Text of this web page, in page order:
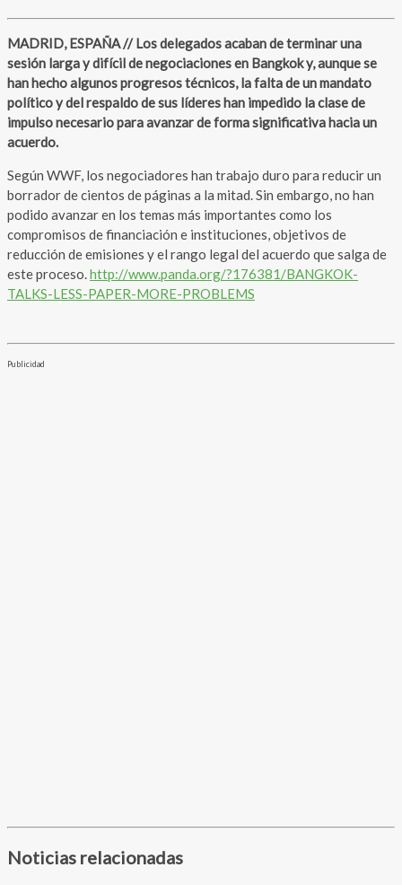
MADRID, ESPAÑA // Los delegados acaban de terminar una
sesión larga y difícil de negociaciones en Bangkok y, aunque se
han hecho algunos progresos técnicos, la falta de un mandato
político y del respaldo de sus líderes han impedido la clase de
impulso necesario para avanzar de forma significativa hacia un
acuerdo.
Según WWF, los negociadores han trabajo duro para reducir un
borrador de cientos de páginas a la mitad. Sin embargo, no han
podido avanzar en los temas más importantes como los
compromisos de financiación e instituciones, objetivos de
reducción de emisiones y el rango legal del acuerdo que salga de
este proceso. http://www.panda.org/?176381/BANGKOK-
TALKS-LESS-PAPER-MORE-PROBLEMS
Publicidad
Noticias relacionadas